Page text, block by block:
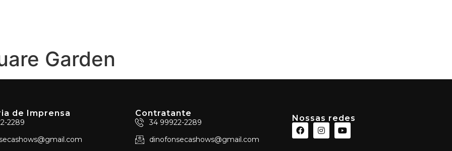
Garden
de Imprensa
2289
Contratante
34 99922-2289
dinofonsecashows@gmail.com
Nossas redes